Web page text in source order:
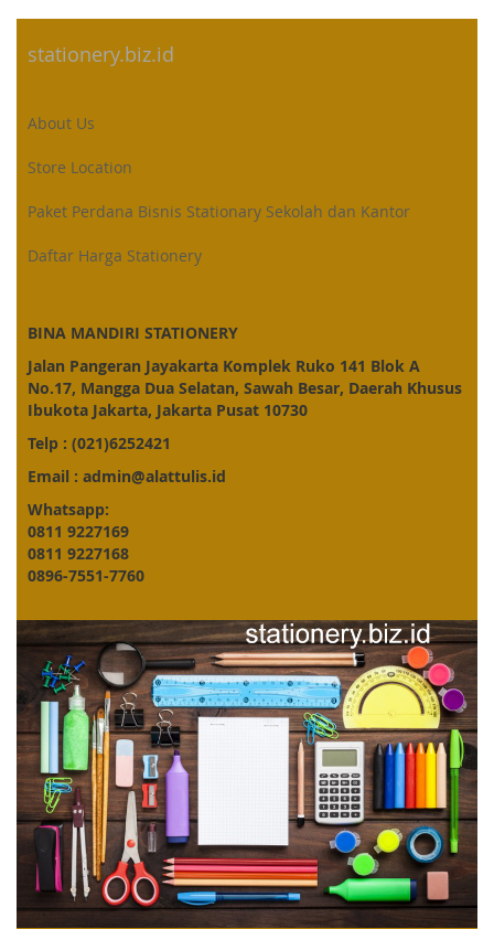
stationery.biz.id
About Us
Store Location
Paket Perdana Bisnis Stationary Sekolah dan Kantor
Daftar Harga Stationery
BINA MANDIRI STATIONERY
Jalan Pangeran Jayakarta Komplek Ruko 141 Blok A
No.17, Mangga Dua Selatan, Sawah Besar, Daerah Khusus
Ibukota Jakarta, Jakarta Pusat 10730
Telp : (021)6252421
Email : admin@alattulis.id
Whatsapp:
0811 9227169
0811 9227168
0896-7551-7760